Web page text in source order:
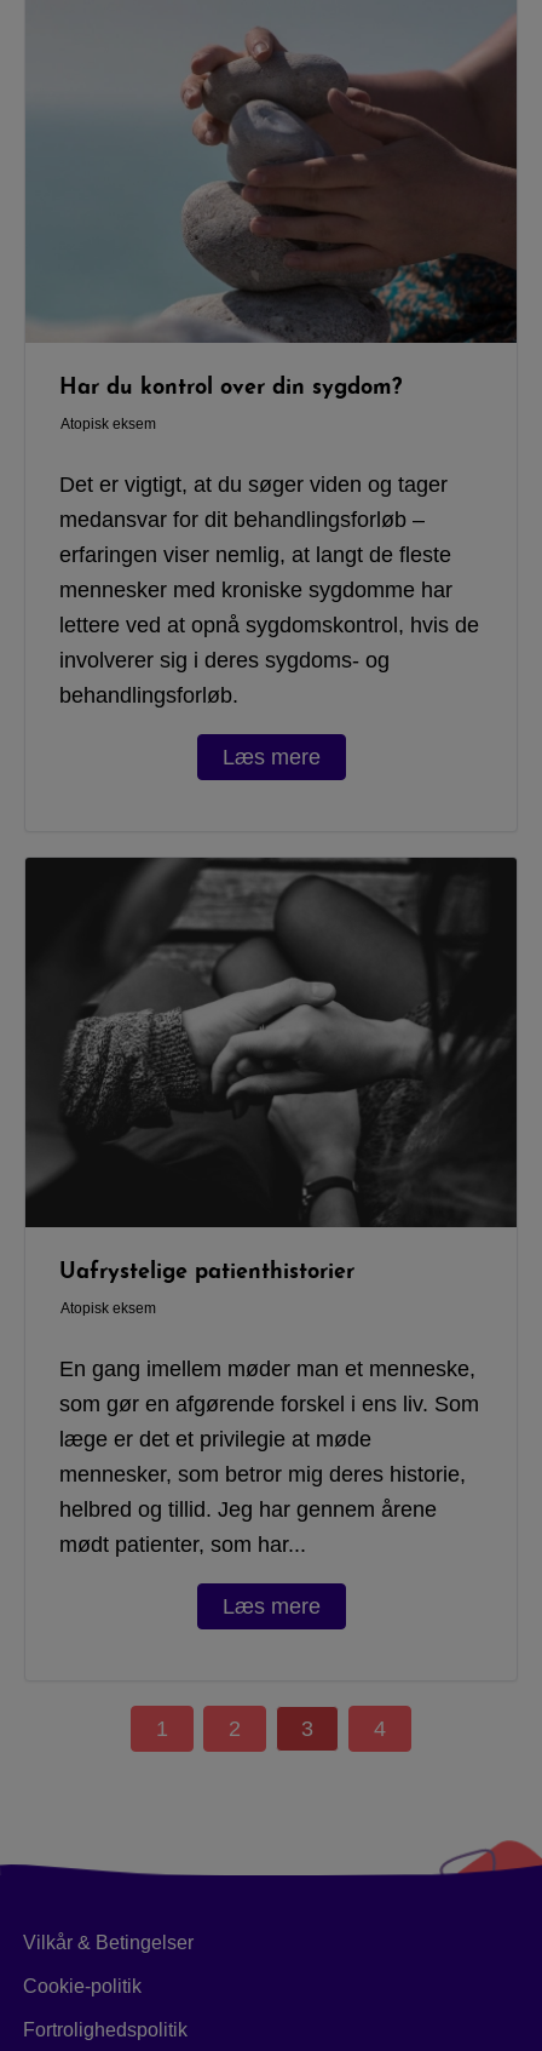
Har du kontrol over din sygdom?
Atopisk eksem
Det er vigtigt, at du søger viden og tager
medansvar for dit behandlingsforløb –
erfaringen viser nemlig, at langt de fleste
mennesker med kroniske sygdomme har
lettere ved at opnå sygdomskontrol, hvis de
involverer sig i deres sygdoms- og
behandlingsforløb.
Læs mere
Uafrystelige patienthistorier
Atopisk eksem
En gang imellem møder man et menneske,
som gør en afgørende forskel i ens liv. Som
læge er det et privilegie at møde
mennesker, som betror mig deres historie,
helbred og tillid. Jeg har gennem årene
mødt patienter, som har...
Læs mere
1 2 3 4
Vilkår & Betingelser
Cookie-politik
Fortrolighedspolitik